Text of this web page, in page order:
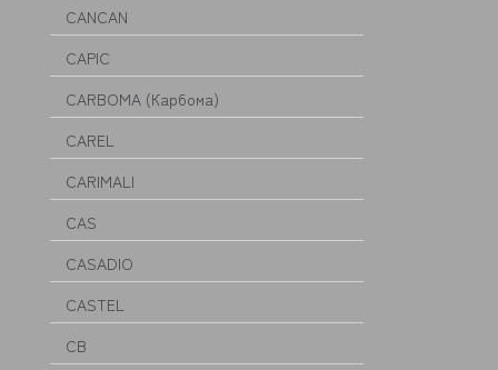
CANCAN
CAPIC
CARBOMA (Карбома)
CAREL
CARIMALI
CAS
CASADIO
CASTEL
CB